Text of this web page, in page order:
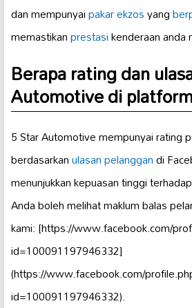
dan mempunyaipakar ekzosyang
memastikanprestasikenderaan anda
Berapa rating dan
Automotive di
5 Star Automotive mempunyai rating
berdasarkanulasan pelanggandi
menunjukkan kepuasan tinggi
Anda boleh melihat maklum balas
kami: [https://www.facebook.com/
id=100091197946332]
(https://www.facebook.com/
id=100091197946332).